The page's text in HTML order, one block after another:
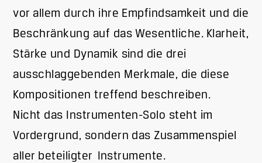
vor allem durch ihre Empfindsamkeit und die
Beschränkung auf das Wesentliche. Klarheit,
Stärke und Dynamik sind die drei
ausschlaggebenden Merkmale, die diese
Kompositionen treffend beschreiben.
Nicht das Instrumenten-Solo steht im
Vordergrund, sondern das Zusammenspiel
aller beteiligter Instrumente.